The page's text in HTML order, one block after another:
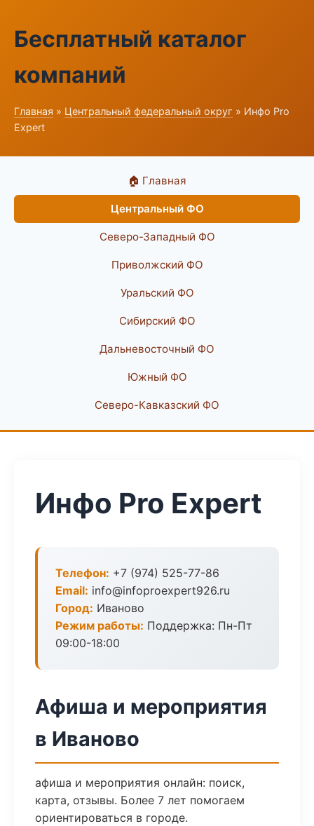
Бесплатный каталог
компаний
Главная » Центральный федеральный округ » Инфо Pro
Expert
🏠 Главная
Центральный ФО
Северо-Западный ФО
Приволжский ФО
Уральский ФО
Сибирский ФО
Дальневосточный ФО
Южный ФО
Северо-Кавказский ФО
Инфо Pro Expert
Телефон: +7 (974) 525-77-86
Email: info@infoproexpert926.ru
Город: Иваново
Режим работы: Поддержка: Пн-Пт
09:00-18:00
Афиша и мероприятия
в Иваново
афиша и мероприятия онлайн: поиск,
карта, отзывы. Более 7 лет помогаем
ориентироваться в городе.